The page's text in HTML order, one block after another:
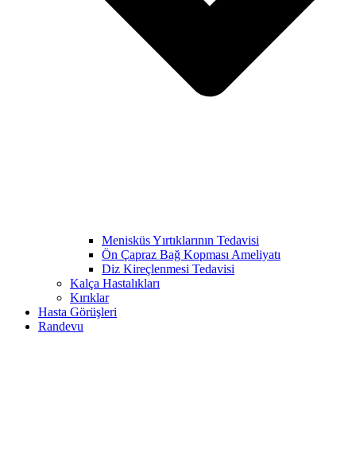
Menisküs Yırtıklarının Tedavisi
Ön Çapraz Bağ Kopması Ameliyatı
Diz Kireçlenmesi Tedavisi
Kalça Hastalıkları
Kırıklar
Hasta Görüşleri
Randevu